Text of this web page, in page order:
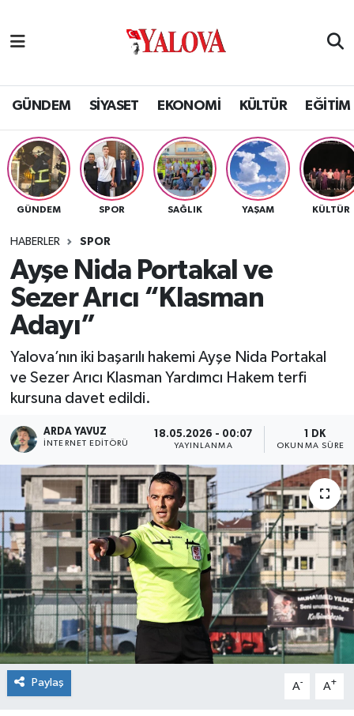
GÜNDEM SİYASET EKONOMİ KÜLTÜR EĞİTİM
GÜNDEM SPOR SAĞLIK YAŞAM KÜLTÜR
HABERLER SPOR
Ayşe Nida Portakal ve
Sezer Arıcı “Klasman
Adayı”
Yalova’nın iki başarılı hakemi Ayşe Nida Portakal
ve Sezer Arıcı Klasman Yardımcı Hakem terfi
kursuna davet edildi.
ARDA YAVUZ
İNTERNET EDITÖRÜ
18.05.2026 - 00:07
YAYINLANMA
1 DK
OKUNMA SÜRESI
Paylaş A- A+
SİYASET
EKONOMİ
KÜLTÜR
BİLİM VE TEKNOLOJİ
ASAYİŞ
SAĞLIK
SPOR
İLÇELERİMİZ
RESMİ İLAN
Yalova Nöbetçi Eczaneler
Yalova Hava Durumu
Yalova Namaz Vakitleri
Yalova Trafik Yoğunluk Haritası
Tüm Manşetler
Son Dakika Haberleri
Haber Arşivi